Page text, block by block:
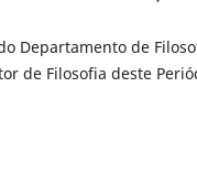
Departamento de
de Filosofia deste